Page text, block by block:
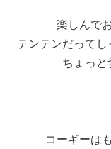
楽しんで
テンテンだって
ちょっ
コーギーは